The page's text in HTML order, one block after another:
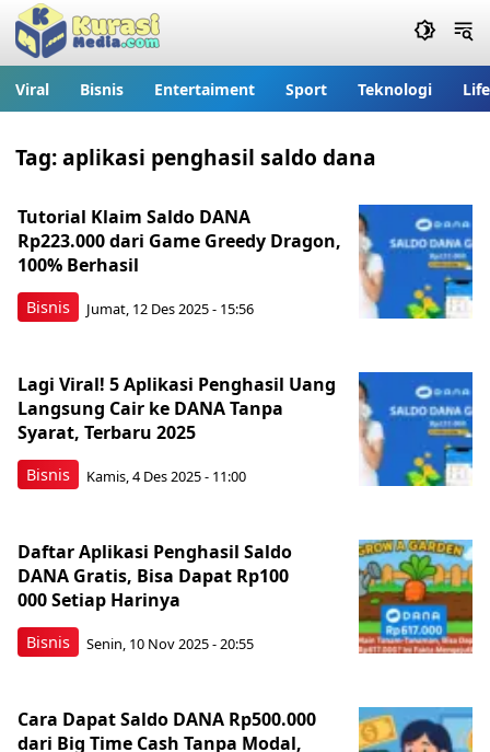
Viral Bisnis Entertaiment Sport Teknologi
Tag:aplikasi penghasil saldo dana
Bisnis
Tutorial Klaim Saldo DANA
Rp223.000 dari Game Greedy Dragon,
100% Berhasil
Jumat, 12 Des 2025 - 15:56
Bisnis
Lagi Viral! 5 Aplikasi Penghasil Uang
Langsung Cair ke DANA Tanpa
Syarat, Terbaru 2025
Kamis, 4 Des 2025 - 11:00
Bisnis
Daftar Aplikasi Penghasil Saldo
DANA Gratis, Bisa Dapat Rp100
000 Setiap Harinya
Senin, 10 Nov 2025 - 20:55
Cara Dapat Saldo DANA Rp500.000
dari Big Time Cash Tanpa Modal,